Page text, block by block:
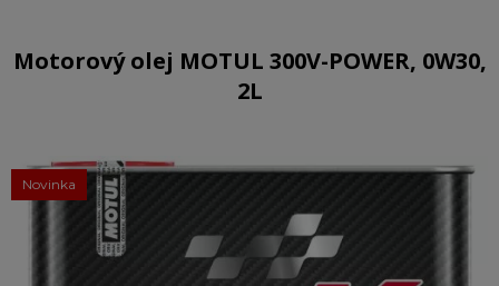
Motorový olej MOTUL 300V-POWER, 0W30,
2L
Novinka